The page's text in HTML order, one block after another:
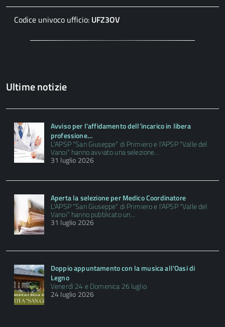
Codice univoco ufficio: UFZ3OV
Ultime notizie
Avviso per l’affidamento dell’incarico in libera
professione…
L'APSP "San Giuseppe" di Primiero e l'APSP "Valle del
Vanoi" hanno avviato una selezione…
31 luglio 2026
Aperta la selezione per Medico Coordinatore
L'APSP "San Giuseppe" di Primiero e l'APSP "Valle del
Vanoi" hanno pubblicato un…
31 luglio 2026
Doppio appuntamento con la musica all'Oasi di
Legno
Venerdì 24 e Domenica 26 luglio
24 luglio 2026